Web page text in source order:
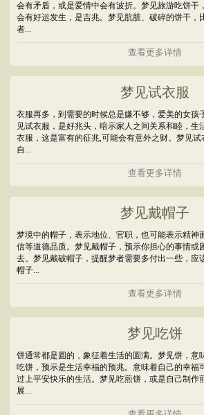
会有矛盾，或是爱情中会有波折。梦见旅游吃饼干
会有好运发生，是吉兆。梦见肮脏、破碎的饼干，
者...
查看更多详情
梦见试衣服
衣服再多，到需要的时候总是嫌不够，爱美的女孩
见试衣服，是好兆头，暗示家人之间关系和睦，生
衣服，这是富有的征兆,可能会有意外之财。梦见
自...
查看更多详情
梦见戴帽子
梦境中的帽子，表示地位、官职，也可能表示精神
信等道德品质。梦见戴帽子，预示你担心的事情或
去。梦见戴破帽子，提醒梦者需要多付出一些，应
帽子...
查看更多详情
梦见吃饼
饼通常都是圆的，象征着生活的圆满。梦见饼，意
吃饼，预示是生活幸福的预兆。意味着自己的幸福
过上平安快乐的生活。梦见吃煎饼，或是自己制作
展...